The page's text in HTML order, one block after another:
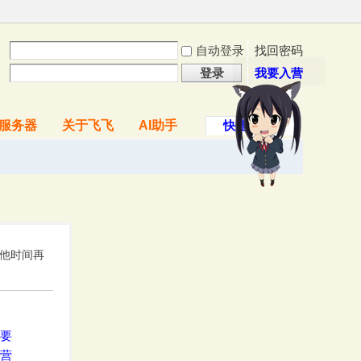
自动登录
找回密码
登录
我要入营
快捷导航
务器 关于飞飞 AI助手
时间再
快来逗我玩吧！